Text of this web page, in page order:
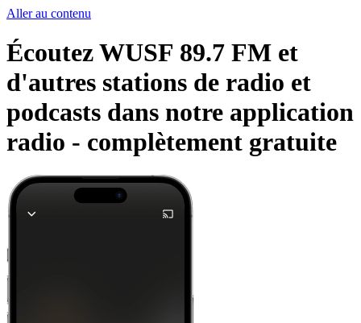
Aller au contenu
Écoutez WUSF 89.7 FM et
d'autres stations de radio et
podcasts dans notre application
radio - complètement gratuite